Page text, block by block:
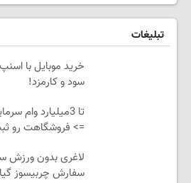
تبلیغات
سود و کارمزد!
تا 3میلیارد وام
=> فروشگاهت رو
لاغری بدون ورزش
سفارش چربیسوز گیاهی